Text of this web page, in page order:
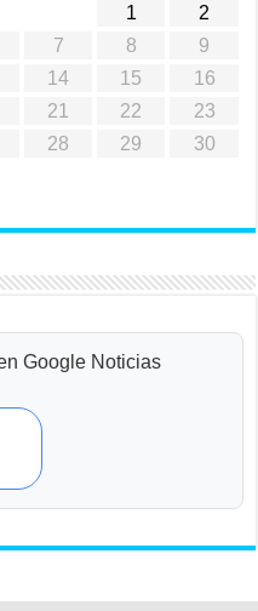
1
2
7 8
9
14 15
16
21 22
23
28 29
30
Google Noticias